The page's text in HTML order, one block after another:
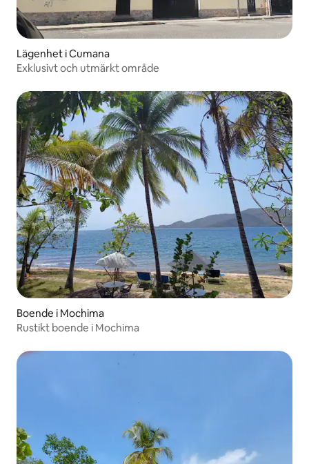
Lägenhet i Cumana
Exklusivt och utmärkt område
Boende i Mochima
Rustikt boende i Mochima